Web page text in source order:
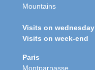
Mountains
Visits on wednesday
Visits on week-end
Paris
Montparnasse